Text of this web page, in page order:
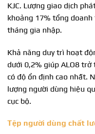
KJC. Lượng giao dịch
khoảng 17% tổng
tháng gia nhập.
Khả năng duy trì hoạt
dưới 0,2% giúp ALO8
có độ ổn định cao nhất.
lượng người dùng hiệu
cục bộ.
Tệp người dùng chất